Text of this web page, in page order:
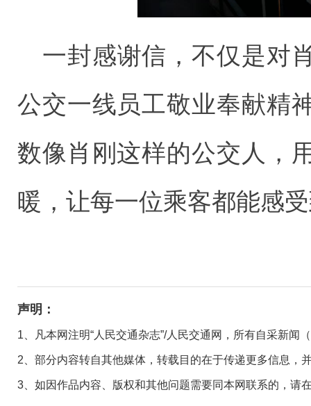
一封感谢信，不仅是对
公交一线员工敬业奉献精
数像肖刚这样的公交人，
暖，让每一位乘客都能感
声明：
1、凡本网注明“人民交通杂志”/人民交通网，所有自采新
2、部分内容转自其他媒体，转载目的在于传递更多信息，
3、如因作品内容、版权和其他问题需要同本网联系的，请